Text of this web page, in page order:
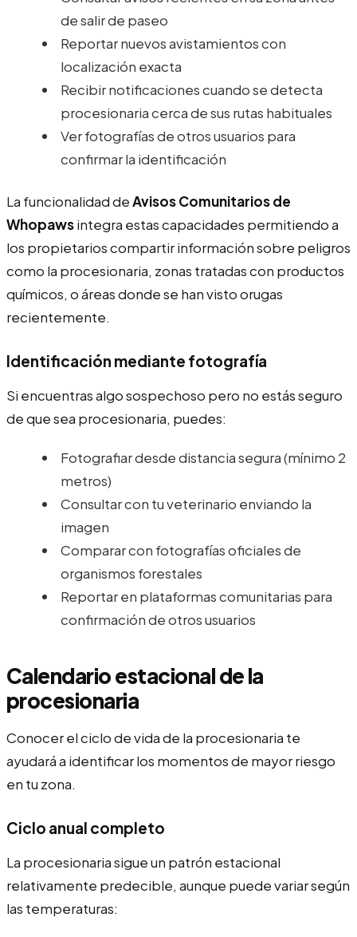
de salir de paseo
Reportar nuevos avistamientos con
localización exacta
Recibir notificaciones cuando se detecta
procesionaria cerca de sus rutas habituales
Ver fotografías de otros usuarios para
confirmar la identificación
La funcionalidad deAvisos Comunitarios de
Whopawsintegra estas capacidades permitiendo a
los propietarios compartir información sobre peligros
como la procesionaria, zonas tratadas con productos
químicos, o áreas donde se han visto orugas
recientemente.
Identificación mediante fotografía
Si encuentras algo sospechoso pero no estás seguro
de que sea procesionaria, puedes:
Fotografiar desde distancia segura (mínimo 2
metros)
Consultar con tu veterinario enviando la
imagen
Comparar con fotografías oficiales de
organismos forestales
Reportar en plataformas comunitarias para
confirmación de otros usuarios
Calendario estacional de la
procesionaria
Conocer el ciclo de vida de la procesionaria te
ayudará a identificar los momentos de mayor riesgo
en tu zona.
Ciclo anual completo
La procesionaria sigue un patrón estacional
relativamente predecible, aunque puede variar según
las temperaturas: